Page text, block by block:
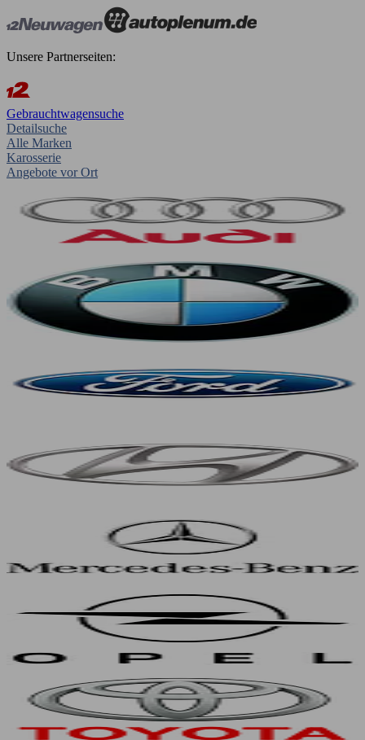
Unsere Partnerseiten:
Gebrauchtwagensuche
Detailsuche
Alle Marken
Karosserie
Angebote vor Ort